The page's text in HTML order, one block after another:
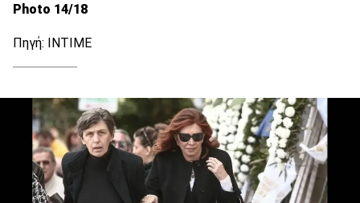
Photo 14/18
Πηγή: INTIME